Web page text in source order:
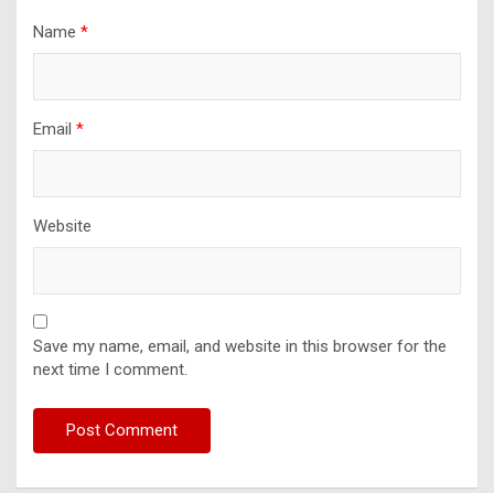
Name *
Email *
Website
Save my name, email, and website in this browser for the
next time I comment.